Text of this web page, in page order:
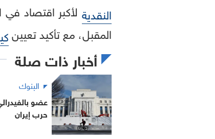
النقديةلأكبر اقتصاد
المقبل، مع تأكيد تعيين
أخبار ذات صلة
البنوك
عضو
حرب إيران